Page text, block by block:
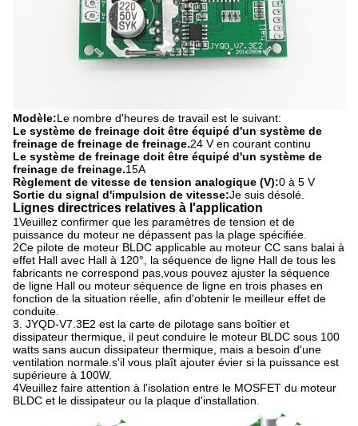
Modèle:Le nombre d'heures de travail est le suivant:
Le système de freinage doit être équipé d'un système de
freinage de freinage de freinage.24 V en courant continu
Le système de freinage doit être équipé d'un système de
freinage de freinage.15A
Règlement de vitesse de tension analogique (V):0 à 5 V
Sortie du signal d'impulsion de vitesse:Je suis désolé.
Lignes directrices relatives à l'application
1Veuillez confirmer que les paramètres de tension et de
puissance du moteur ne dépassent pas la plage spécifiée.
2Ce pilote de moteur BLDC applicable au moteur CC sans balai à
effet Hall avec Hall à 120°, la séquence de ligne Hall de tous les
fabricants ne correspond pas,vous pouvez ajuster la séquence
de ligne Hall ou moteur séquence de ligne en trois phases en
fonction de la situation réelle, afin d'obtenir le meilleur effet de
conduite.
3. JYQD-V7.3E2 est la carte de pilotage sans boîtier et
dissipateur thermique, il peut conduire le moteur BLDC sous 100
watts sans aucun dissipateur thermique, mais a besoin d'une
ventilation normale.s'il vous plaît ajouter évier si la puissance est
supérieure à 100W.
4Veuillez faire attention à l'isolation entre le MOSFET du moteur
BLDC et le dissipateur ou la plaque d'installation.